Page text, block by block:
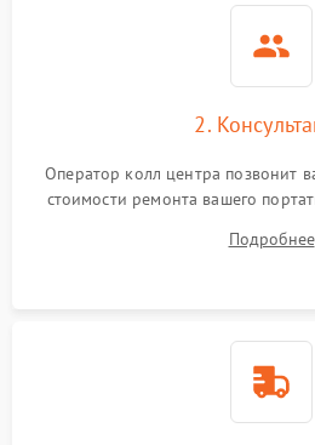
2.
Оператор колл центра позвонит
стоимости ремонта вашего
Подробнее